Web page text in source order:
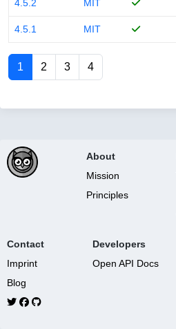
4.5.2 MIT
4.5.1 MIT
1 2 3 4
About
Mission
Principles
Contact
Imprint
Blog
Developers
Open API Docs